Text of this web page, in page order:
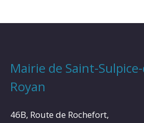
Mairie de Saint-
Royan
46B, Route de Rochefort,